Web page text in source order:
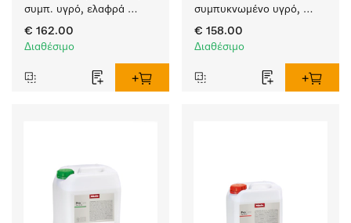
συμπ. υγρό, ελαφρά
αλκαλικό, 20 l για το
πλύσιμο χρωματιστών
ευαίσθητων υφασμάτων.
€ 162.00
Διαθέσιμο
συμπυκνωμένο υγρό,
αλκαλικό, 20 l για πλύση
λευκών και χρωματιστών
€ 158.00
Διαθέσιμο